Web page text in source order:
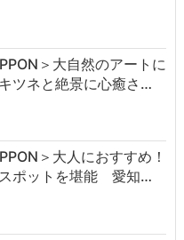
＞大自然のアートに
ツネと絶景に心癒さ…
＞大人におすすめ！
ポットを堪能 愛知…